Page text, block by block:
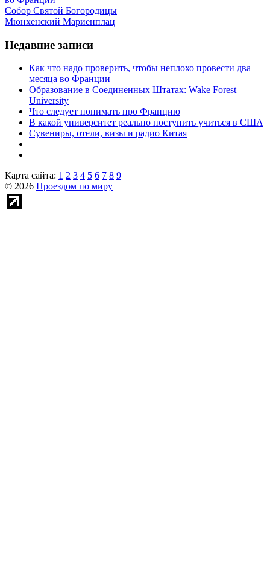
Собор Святой Богородицы
Мюнхенский Мариенплац
Недавние записи
Как что надо проверить, чтобы неплохо провести два
месяца во Франции
Образование в Соединенных Штатах: Wake Forest
University
Что следует понимать про Францию
В какой университет реально поступить учиться в США
Сувениры, отели, визы и радио Китая
Карта сайта: 1 2 3 4 5 6 7 8 9
© 2026 Проездом по миру